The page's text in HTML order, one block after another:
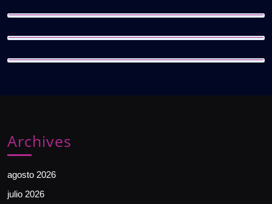
Archives
agosto 2026
julio 2026